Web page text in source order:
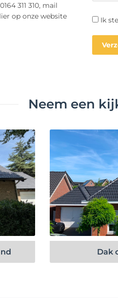
311 310, mail
op onze website
Ik
Neem een
Dak